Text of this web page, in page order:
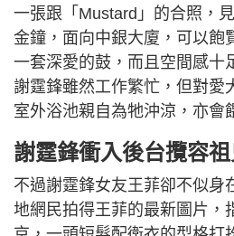
一張跟「Mustard」的合照，
金鐘，面向中銀大廈，可以飽
一套深愛的鼓，而且空間感十
謝霆鋒雖然工作繁忙，但對愛
室外浴池親自為牠沖涼，亦會
謝霆鋒衝入後台攬容
不過謝霆鋒女友王菲卻不似身
地網民拍得王菲的最新圖片，